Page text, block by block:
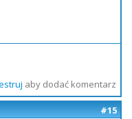
aby dodać komentarz
#15